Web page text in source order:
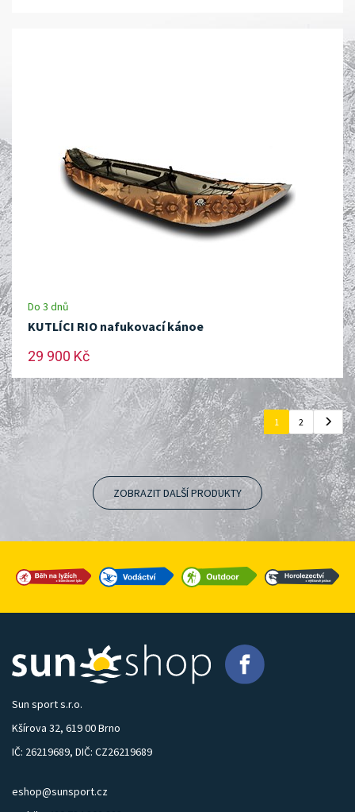
Do 3 dnů
KUTLÍCI RIO nafukovací kánoe
29 900 Kč
1 2
ZOBRAZIT DALŠÍ PRODUKTY
Sun sport s.r.o.
Kšírova 32, 619 00 Brno
IČ: 26219689, DIČ: CZ26219689
eshop@sunsport.cz